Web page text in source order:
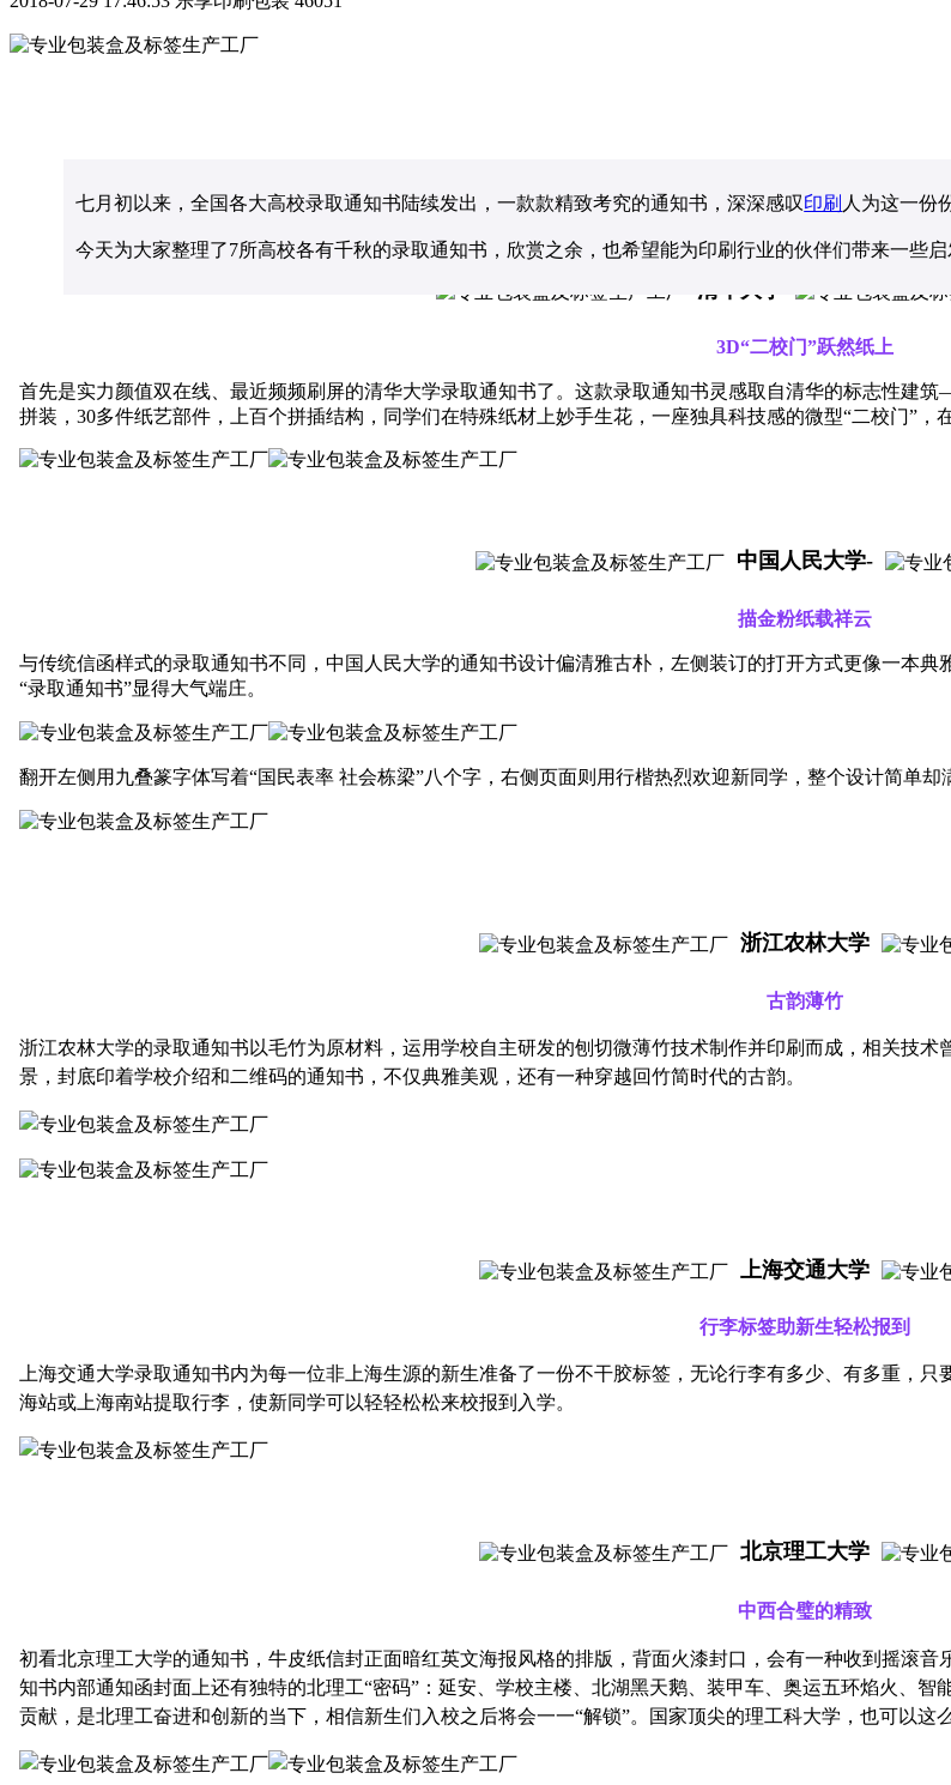
七月初以来，全国各大高校录取通知书陆续发出，一款款精致考究的通知书，深深感叹印刷 人为这一份
今天为大家整理了7所高校各有千秋的录取通知书，欣赏之余，也希望能为印刷行业的伙伴们带来一些启
清华大学
3D“二校门”跃然纸上
首先是实力颜值双在线、最近频频刷屏的清华大学录取通知书了。这款录取通知书灵感取自清华的标志性建筑
拼装，30多件纸艺部件，上百个拼插结构，同学们在特殊纸材上妙手生花，一座独具科技感的微型“二校门”，
中国人民大学-
描金粉纸载祥云
与传统信函样式的录取通知书不同，中国人民大学的通知书设计偏清雅古朴，左侧装订的打开方式更像一本
“录取通知书”显得大气端庄。
翻开左侧用九叠篆字体写着“国民表率 社会栋梁”八个字，右侧页面则用行楷热烈欢迎新同学，整个设计简单却
浙江农林大学
古韵薄竹
浙江农林大学的录取通知书以毛竹为原材料，运用学校自主研发的刨切微薄竹技术制作并印刷而成，相关技
景，封底印着学校介绍和二维码的通知书，不仅典雅美观，还有一种穿越回竹简时代的古韵。
上海交通大学
行李标签助新生轻松报到
上海交通大学录取通知书内为每一位非上海生源的新生准备了一份不干胶标签，无论行李有多少、有多重，只
海站或上海南站提取行李，使新同学可以轻轻松松来校报到入学。
北京理工大学
中西合璧的精致
初看北京理工大学的通知书，牛皮纸信封正面暗红英文海报风格的排版，背面火漆封口，会有一种收到摇滚音
知书内部通知函封面上还有独特的北理工“密码”：延安、学校主楼、北湖黑天鹅、装甲车、奥运五环焰火、
贡献，是北理工奋进和创新的当下，相信新生们入校之后将会一一“解锁”。国家顶尖的理工科大学，也可以这么